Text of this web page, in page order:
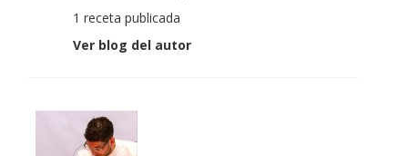
1 receta publicada
Ver blog del autor